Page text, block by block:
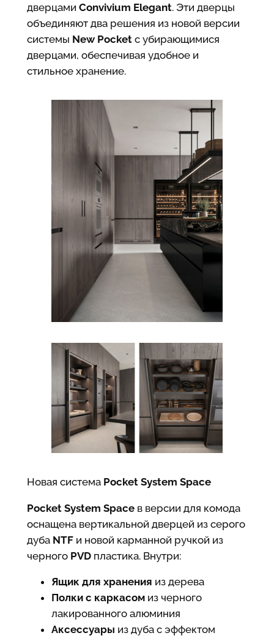
дверцами Convivium Elegant. Эти дверцы
объединяют два решения из новой версии
системы New Pocketс убирающимися
дверцами, обеспечивая удобное и
стильное хранение.
Новая система Pocket System Space
Pocket System Spaceв версии для комода
оснащена вертикальной дверцей из серого
дуба NTFи новой карманной ручкой из
черного PVDпластика. Внутри:
Ящик для хранения из дерева
Полки с каркасомиз черного
лакированного алюминия
Аксессуары из дуба с эффектом